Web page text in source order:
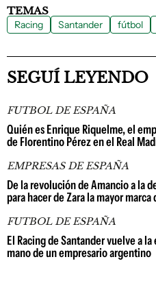
TEMAS
Racing Santander fútbol
SEGUÍ LEYENDO
FUTBOL DE ESPAÑA
Quién es Enrique Riquelme, el
de Florentino Pérez en el Real
EMPRESAS DE ESPAÑA
De la revolución de Amancio a la
para hacer de Zara la mayor marca
FUTBOL DE ESPAÑA
El Racing de Santander vuelve a
mano de un empresario argentino